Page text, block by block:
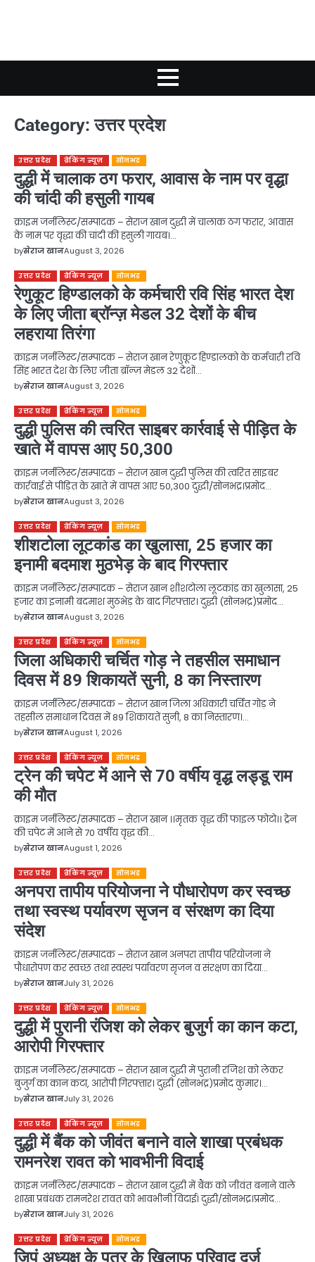
Category:उत्तर प्रदेश
उत्तर प्रदेश ब्रेकिंग न्यूज़ सोनभद्र
दुद्धी में चालाक ठग फरार, आवास के नाम पर वृद्धा
की चांदी की हसुली गायब
क्राइम जर्नलिस्ट/सम्पादक – सेराज खान दुद्धी में चालाक ठग फरार, आवास
के नाम पर वृद्धा की चांदी की हसुली गायब।…
byसेराज खानAugust 3, 2026
उत्तर प्रदेश ब्रेकिंग न्यूज़ सोनभद्र
रेणुकूट हिण्डालको के कर्मचारी रवि सिंह भारत देश
के लिए जीता ब्रॉन्ज़ मेडल 32 देशों के बीच
लहराया तिरंगा
क्राइम जर्नलिस्ट/सम्पादक – सेराज खान रेणुकूट हिण्डालको के कर्मचारी रवि
सिंह भारत देश के लिए जीता ब्रॉन्ज़ मेडल 32 देशों…
byसेराज खानAugust 3, 2026
उत्तर प्रदेश ब्रेकिंग न्यूज़ सोनभद्र
दुद्धी पुलिस की त्वरित साइबर कार्रवाई से पीड़ित के
खाते में वापस आए 50,300
क्राइम जर्नलिस्ट/सम्पादक – सेराज खान दुद्धी पुलिस की त्वरित साइबर
कार्रवाई से पीड़ित के खाते में वापस आए 50,300 दुद्धी/सोनभद्र।प्रमोद…
byसेराज खानAugust 3, 2026
उत्तर प्रदेश ब्रेकिंग न्यूज़ सोनभद्र
शीशटोला लूटकांड का खुलासा, 25 हजार का
इनामी बदमाश मुठभेड़ के बाद गिरफ्तार
क्राइम जर्नलिस्ट/सम्पादक – सेराज खान शीशटोला लूटकांड का खुलासा, 25
हजार का इनामी बदमाश मुठभेड़ के बाद गिरफ्तार। दुद्धी (सोनभद्र)प्रमोद…
byसेराज खानAugust 3, 2026
उत्तर प्रदेश ब्रेकिंग न्यूज़ सोनभद्र
जिला अधिकारी चर्चित गोड़ ने तहसील समाधान
दिवस में 89 शिकायतें सुनी, 8 का निस्तारण
क्राइम जर्नलिस्ट/सम्पादक – सेराज खान जिला अधिकारी चर्चित गोड़ ने
तहसील समाधान दिवस में 89 शिकायतें सुनी, 8 का निस्तारण।…
byसेराज खानAugust 1, 2026
उत्तर प्रदेश ब्रेकिंग न्यूज़ सोनभद्र
ट्रेन की चपेट में आने से 70 वर्षीय वृद्ध लड्डू राम
की मौत
क्राइम जर्नलिस्ट/सम्पादक – सेराज खान ।।मृतक वृद्ध की फाइल फोटो।। ट्रेन
की चपेट में आने से 70 वर्षीय वृद्ध की…
byसेराज खानAugust 1, 2026
उत्तर प्रदेश ब्रेकिंग न्यूज़ सोनभद्र
अनपरा तापीय परियोजना ने पौधारोपण कर स्वच्छ
तथा स्वस्थ पर्यावरण सृजन व संरक्षण का दिया
संदेश
क्राइम जर्नलिस्ट/सम्पादक – सेराज खान अनपरा तापीय परियोजना ने
पौधारोपण कर स्वच्छ तथा स्वस्थ पर्यावरण सृजन व संरक्षण का दिया…
byसेराज खानJuly 31, 2026
उत्तर प्रदेश ब्रेकिंग न्यूज़ सोनभद्र
दुद्धी में पुरानी रंजिश को लेकर बुजुर्ग का कान कटा,
आरोपी गिरफ्तार
क्राइम जर्नलिस्ट/सम्पादक – सेराज खान दुद्धी में पुरानी रंजिश को लेकर
बुजुर्ग का कान कटा, आरोपी गिरफ्तार। दुद्धी (सोनभद्र)प्रमोद कुमार।…
byसेराज खानJuly 31, 2026
उत्तर प्रदेश ब्रेकिंग न्यूज़ सोनभद्र
दुद्धी में बैंक को जीवंत बनाने वाले शाखा प्रबंधक
रामनरेश रावत को भावभीनी विदाई
क्राइम जर्नलिस्ट/सम्पादक – सेराज खान दुद्धी में बैंक को जीवंत बनाने वाले
शाखा प्रबंधक रामनरेश रावत को भावभीनी विदाई। दुद्धी/सोनभद्र।प्रमोद…
byसेराज खानJuly 31, 2026
उत्तर प्रदेश ब्रेकिंग न्यूज़ सोनभद्र
जिपं अध्यक्ष के पुत्र के खिलाफ परिवाद दर्ज